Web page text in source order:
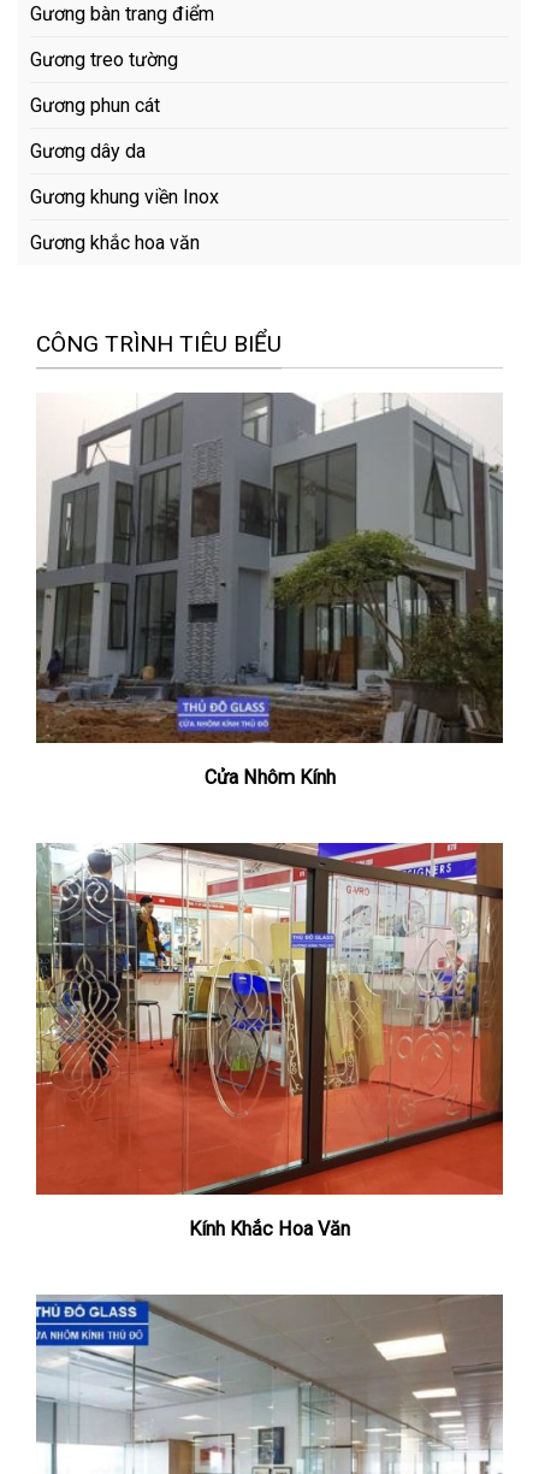
Gương bàn trang điểm
Gương treo tường
Gương phun cát
Gương dây da
Gương khung viền Inox
Gương khắc hoa văn
CÔNG TRÌNH TIÊU BIỂU
Cửa Nhôm Kính
Kính Khắc Hoa Văn